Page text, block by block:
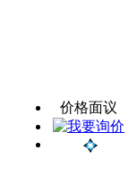
价格面议